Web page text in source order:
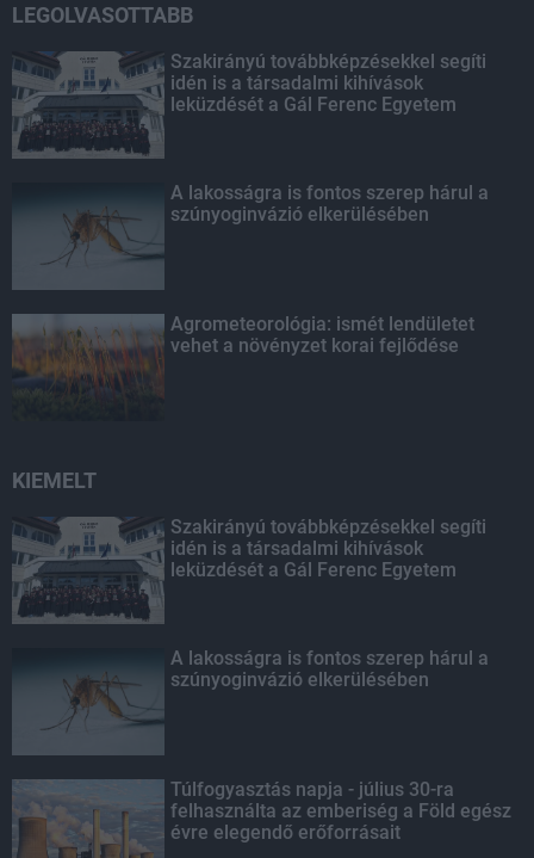
LEGOLVASOTTABB
Szakirányú továbbképzésekkel segíti
idén is a társadalmi kihívások
leküzdését a Gál Ferenc Egyetem
A lakosságra is fontos szerep hárul a
szúnyoginvázió elkerülésében
Agrometeorológia: ismét lendületet
vehet a növényzet korai fejlődése
KIEMELT
Szakirányú továbbképzésekkel segíti
idén is a társadalmi kihívások
leküzdését a Gál Ferenc Egyetem
A lakosságra is fontos szerep hárul a
szúnyoginvázió elkerülésében
Túlfogyasztás napja - július 30-ra
felhasználta az emberiség a Föld egész
évre elegendő erőforrásait